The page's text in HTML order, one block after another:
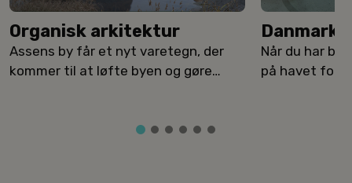
Organisk arkitektur
Assens by får et nyt varetegn, der
kommer til at løfte byen og gøre
Danmark
Når du har
på havet for